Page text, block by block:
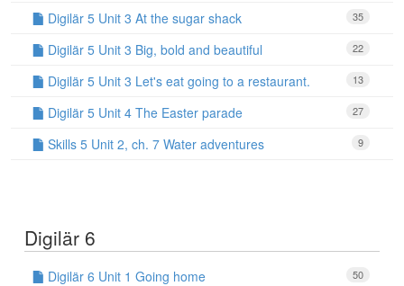
35
Digilär 5 Unit 3 At the sugar shack
22
Digilär 5 Unit 3 Big, bold and beautiful
13
Digilär 5 Unit 3 Let's eat going to a restaurant.
27
Digilär 5 Unit 4 The Easter parade
9
Skills 5 Unit 2, ch. 7 Water adventures
Digilär 6
50
Digilär 6 Unit 1 Going home